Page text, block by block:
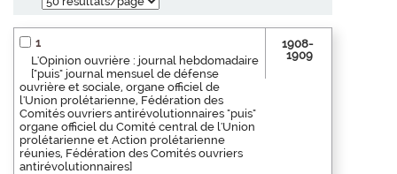
1
L'Opinion ouvrière : journal hebdomadaire
["puis" journal mensuel de défense
ouvrière et sociale, organe officiel de
l'Union prolétarienne, Fédération des
Comités ouvriers antirévolutionnaires "puis"
organe officiel du Comité central de l'Union
prolétarienne et Action prolétarienne
réunies, Fédération des Comités ouvriers
antirévolutionnaires]
1908-
1909